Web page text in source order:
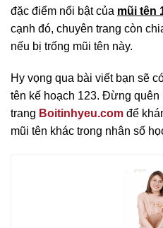
đặc điểm nổi bật của mũi tên
cạnh đó, chuyên trang còn
nếu bị trống mũi tên này.
Hy vọng qua bài viết bạn sẽ
tên kế hoạch 123. Đừng quên
trang Boitinhyeu.com để
mũi tên khác trong nhân số